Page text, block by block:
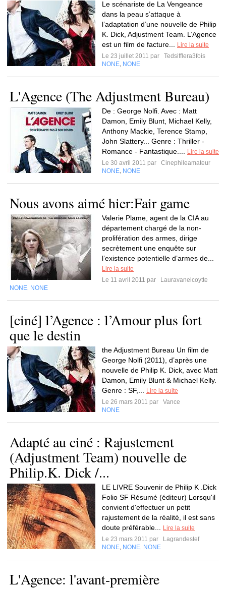
Le scénariste de La Vengeance
dans la peau s’attaque à
l’adaptation d’une nouvelle de Philip
K. Dick, Adjustment Team. L’Agence
est un film de facture...
Lire la suite
Le 23 juillet 2011 par
Tedsifflera3fois
NONE NONE
L'Agence (The Adjustment Bureau)
De : George Nolfi. Avec : Matt
Damon, Emily Blunt, Michael Kelly,
Anthony Mackie, Terence Stamp,
John Slattery... Genre : Thriller -
Romance - Fantastique....
Lire la suite
Le 30 avril 2011 par
Cinephileamateur
NONE NONE
Nous avons aimé hier:Fair game
Valerie Plame, agent de la CIA au
département chargé de la non-
prolifération des armes, dirige
secrètement une enquête sur
l’existence potentielle d’armes de...
Lire la suite
Le 11 avril 2011 par
Lauravanelcoytte
NONE NONE
[ciné] l’Agence : l’Amour plus fort
que le destin
the Adjustment Bureau Un film de
George Nolfi (2011), d’après une
nouvelle de Philip K. Dick, avec Matt
Damon, Emily Blunt & Michael Kelly.
Genre : SF,...
Lire la suite
Le 26 mars 2011 par
Vance
NONE
Adapté au ciné : Rajustement
(Adjustment Team) nouvelle de
Philip.K. Dick /...
LE LIVRE Souvenir de Philip K .Dick
Folio SF Résumé (éditeur) Lorsqu'il
convient d'effectuer un petit
rajustement de la réalité, il est sans
doute préférable...
Lire la suite
Le 23 mars 2011 par
Lagrandestef
NONE NONE NONE
L'Agence: l'avant-première